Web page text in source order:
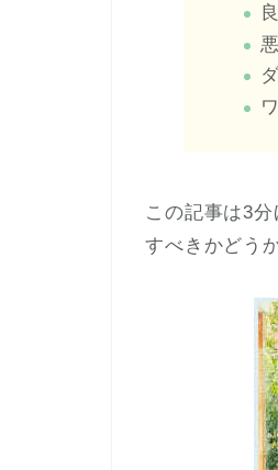
この記事は3
すべきかどう